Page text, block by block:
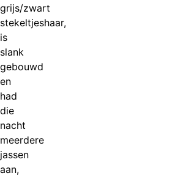
grijs/zwart
stekeltjeshaar,
is
slank
gebouwd
en
had
die
nacht
meerdere
jassen
aan,